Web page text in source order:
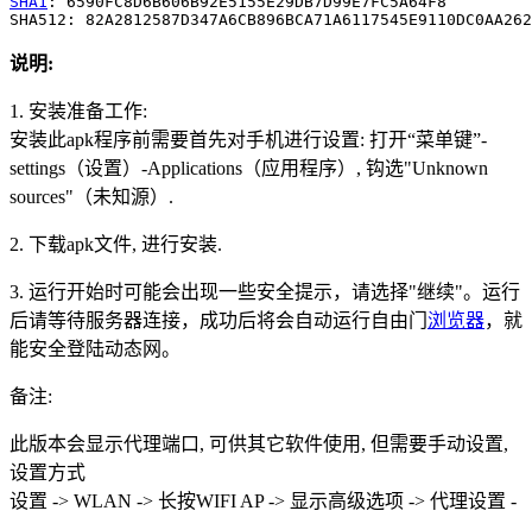
说明:
1. 安装准备工作:
安装此apk程序前需要首先对手机进行设置: 打开“菜单键”-
settings（设置）-Applications（应用程序）, 钩选"Unknown
sources"（未知源）.
2. 下载apk文件, 进行安装.
3. 运行开始时可能会出现一些安全提示，请选择"继续"。运行
后请等待服务器连接，成功后将会自动运行自由门 浏览器，就
能安全登陆动态网。
备注:
此版本会显示代理端口, 可供其它软件使用, 但需要手动设置,
设置方式
设置 -> WLAN -> 长按WIFI AP -> 显示高级选项 -> 代理设置 -